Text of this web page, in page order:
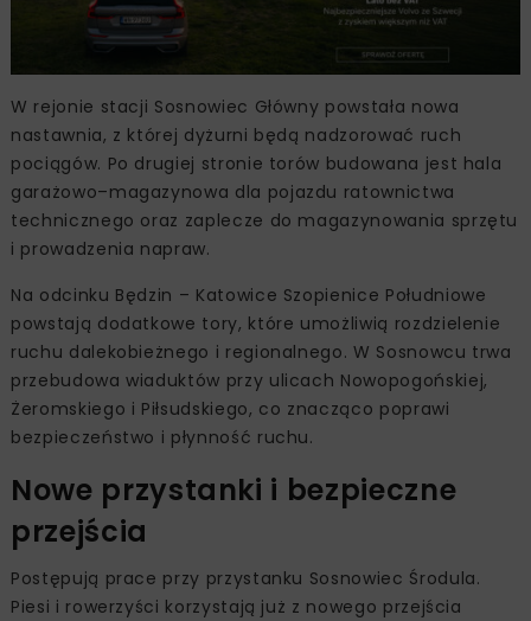
W rejonie stacji Sosnowiec Główny powstała nowa
nastawnia, z której dyżurni będą nadzorować ruch
pociągów. Po drugiej stronie torów budowana jest hala
garażowo–magazynowa dla pojazdu ratownictwa
technicznego oraz zaplecze do magazynowania sprzętu
i prowadzenia napraw.
Na odcinku Będzin – Katowice Szopienice Południowe
powstają dodatkowe tory, które umożliwią rozdzielenie
ruchu dalekobieżnego i regionalnego. W Sosnowcu trwa
przebudowa wiaduktów przy ulicach Nowopogońskiej,
Żeromskiego i Piłsudskiego, co znacząco poprawi
bezpieczeństwo i płynność ruchu.
Nowe przystanki i bezpieczne
przejścia
Postępują prace przy przystanku Sosnowiec Środula.
Piesi i rowerzyści korzystają już z nowego przejścia